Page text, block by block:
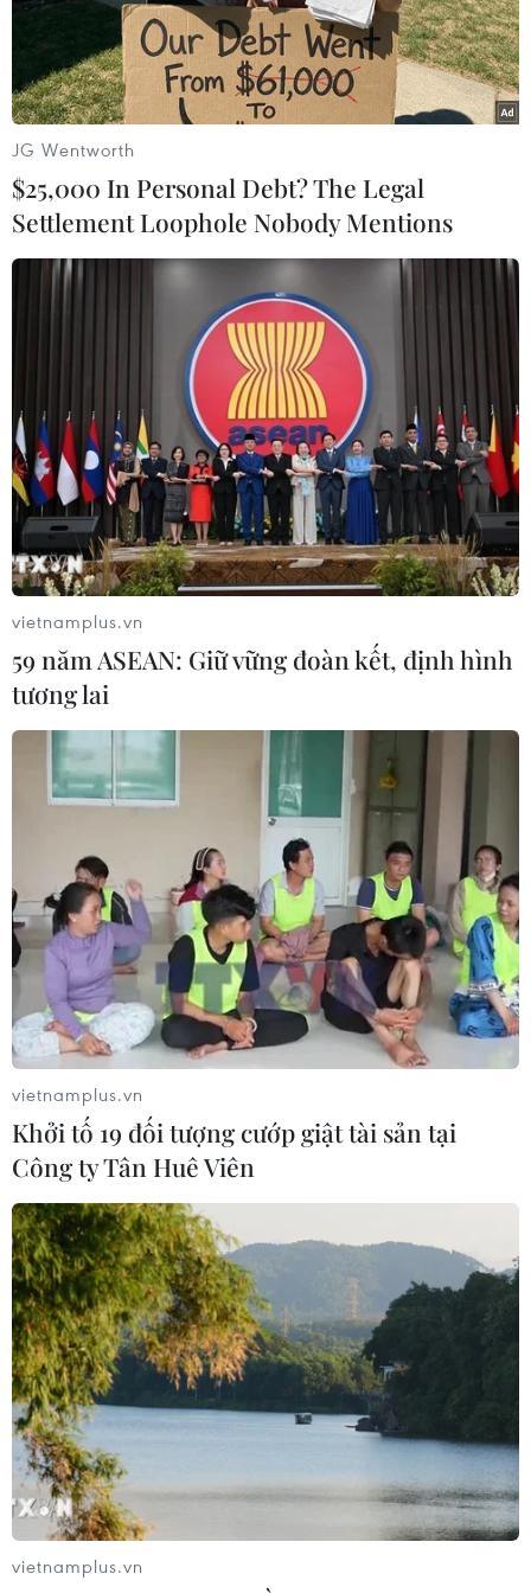
SpaceX lần thứ 4 "hạ cánh" thành công tên
lửa đẩy Falcon 9
Sau 10 phút kể từ lúc rời bệ phóng, tầng thứ nhất của
Falcon 9 đã tách ra và đáp thẳng xuống bệ đón trên
một tàu không người lái ngoài khơi cách Florida 680km.
SpaceX sẽ đưa du khách lên
Mặt Trăng vào 2018
02/03/2017 00:59
Theo SpaceX, trong năm 2018, hãng này sẽ phóng lên
Mặt Trăng một tàu du hành vũ trụ với hai khách hàng
sẵn sàng chi tiền cho chuyến du hành không gian đặc
biệt này.
JG Wentworth
$25,000 In Personal Debt? The Legal
Settlement Loophole Nobody Mentions
vietnamplus.vn
59 năm ASEAN: Giữ vững đoàn kết, định hình
tương lai
vietnamplus.vn
Khởi tố 19 đối tượng cướp giật tài sản tại
Công ty Tân Huê Viên
vietnamplus.vn